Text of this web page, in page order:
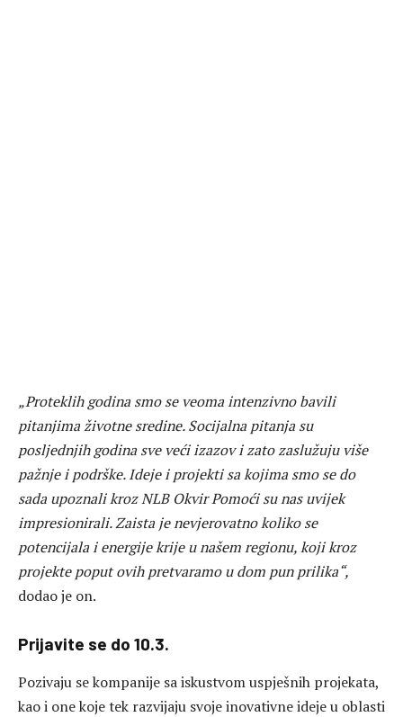
„Proteklih godina smo se veoma intenzivno bavili
pitanjima životne sredine. Socijalna pitanja su
posljednjih godina sve veći izazov i zato zaslužuju više
pažnje i podrške. Ideje i projekti sa kojima smo se do
sada upoznali kroz NLB Okvir Pomoći su nas uvijek
impresionirali. Zaista je nevjerovatno koliko se
potencijala i energije krije u našem regionu, koji kroz
projekte poput ovih pretvaramo u dom pun prilika“,
dodao je on.
Prijavite se do 10.3.
Pozivaju se kompanije sa iskustvom uspješnih projekata,
kao i one koje tek razvijaju svoje inovativne ideje u oblasti